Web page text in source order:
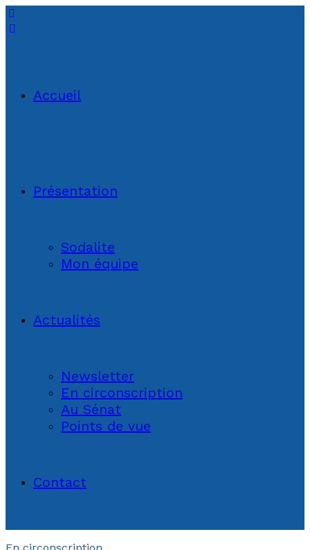
Accueil
Présentation
Sodalite
Mon équipe
Actualités
Newsletter
En circonscription
Au Sénat
Points de vue
Contact